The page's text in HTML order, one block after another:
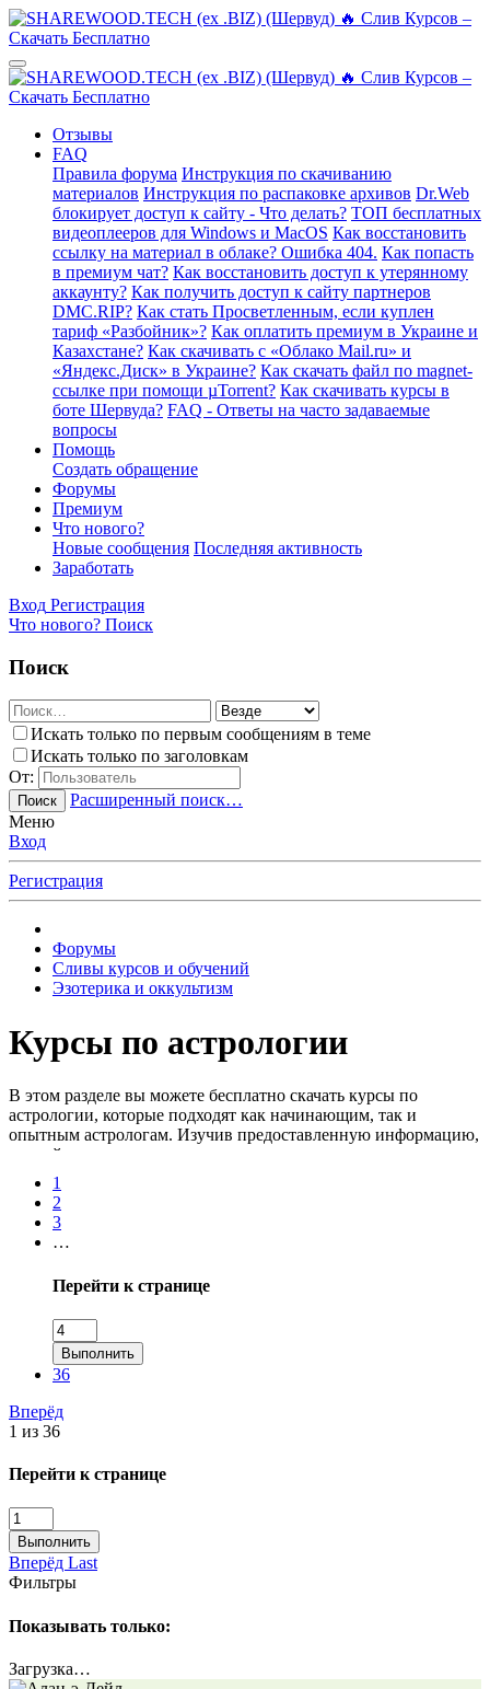
Отзывы
FAQ
Правила форума Инструкция по скачиванию
материалов Инструкция по распаковке архивов Dr.Web
блокирует доступ к сайту - Что делать? ТОП бесплатных
видеоплееров для Windows и MacOS Как восстановить
ссылку на материал в облаке? Ошибка 404. Как попасть
в премиум чат? Как восстановить доступ к утерянному
аккаунту? Как получить доступ к сайту партнеров
DMC.RIP? Как стать Просветленным, если куплен
тариф «Разбойник»? Как оплатить премиум в Украине и
Казахстане? Как скачивать с «Облако Mail.ru» и
«Яндекс.Диск» в Украине? Как скачать файл по magnet-
ссылке при помощи µTorrent? Как скачивать курсы в
боте Шервуда? FAQ - Ответы на часто задаваемые
вопросы
Помощь
Создать обращение
Форумы
Премиум
Что нового?
Новые сообщения Последняя активность
Заработать
Вход Регистрация
Что нового? Поиск
Поиск
Искать только по первым сообщениям в теме
Искать только по заголовкам
От:
Поиск
Расширенный поиск…
Меню
Вход
Регистрация
Форумы
Сливы курсов и обучений
Эзотерика и оккультизм
Курсы по астрологии
В этом разделе вы можете бесплатно скачать курсы по
астрологии, которые подходят как начинающим, так и
опытным астрологам. Изучив предоставленную информацию,
вы поймете, как космос и движение планет влияют на жизнь
человека, как составлять натальные карты, строить и читать
гороскопы, анализировать характер человека, и т.д. Знания
пригодятся для разных целей, вплоть до освоения новой
профессии. Сливы теперь можно загрузить не с torrent, а
прямо с облака.
1
2
3
…
Перейти к странице
Выполнить
36
Вперёд
1 из 36
Перейти к странице
Выполнить
Вперёд Last
Фильтры
Показывать только:
Загрузка…